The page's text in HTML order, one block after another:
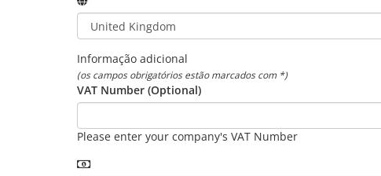
Informação adicional
(os campos obrigatórios estão marcados com *)
VAT Number (Optional)
Please enter your company's VAT Number